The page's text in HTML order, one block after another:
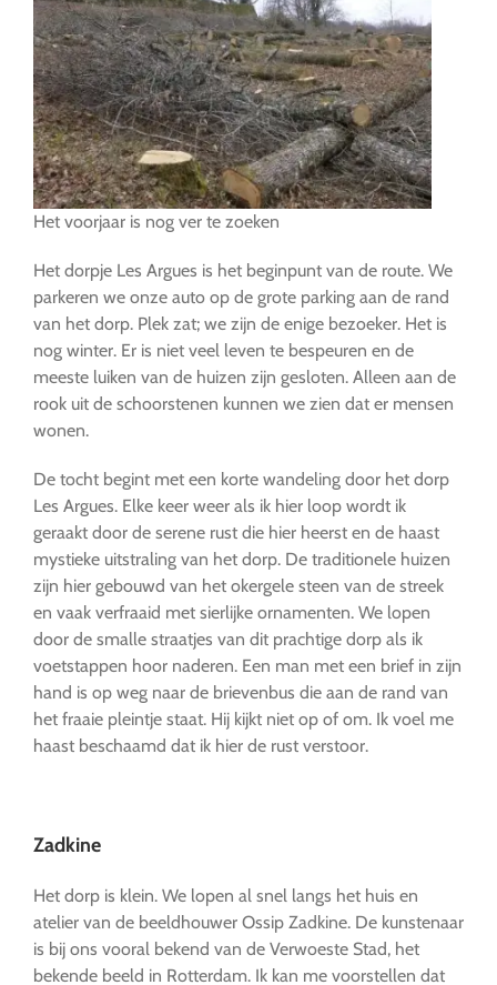
Het voorjaar is nog ver te zoeken
Het dorpje Les Argues is het beginpunt van de route. We
parkeren we onze auto op de grote parking aan de rand
van het dorp. Plek zat; we zijn de enige bezoeker. Het is
nog winter. Er is niet veel leven te bespeuren en de
meeste luiken van de huizen zijn gesloten. Alleen aan de
rook uit de schoorstenen kunnen we zien dat er mensen
wonen.
De tocht begint met een korte wandeling door het dorp
Les Argues. Elke keer weer als ik hier loop wordt ik
geraakt door de serene rust die hier heerst en de haast
mystieke uitstraling van het dorp. De traditionele huizen
zijn hier gebouwd van het okergele steen van de streek
en vaak verfraaid met sierlijke ornamenten. We lopen
door de smalle straatjes van dit prachtige dorp als ik
voetstappen hoor naderen. Een man met een brief in zijn
hand is op weg naar de brievenbus die aan de rand van
het fraaie pleintje staat. Hij kijkt niet op of om. Ik voel me
haast beschaamd dat ik hier de rust verstoor.
Zadkine
Het dorp is klein. We lopen al snel langs het huis en
atelier van de beeldhouwer Ossip Zadkine. De kunstenaar
is bij ons vooral bekend van de Verwoeste Stad, het
bekende beeld in Rotterdam. Ik kan me voorstellen dat